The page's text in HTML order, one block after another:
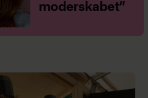
moderskabet”